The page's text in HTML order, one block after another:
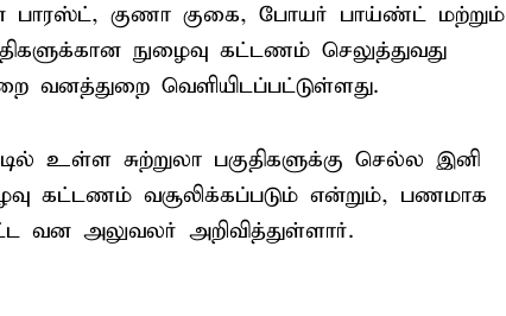
பாரஸ்ட், குணா குகை, போயர் பாய்ண்ட் மற்றும்
நுழைவு கட்டணம் செலுத்துவது
வனத்துறை வெளியிடப்பட்டுள்ளது.
உள்ள சுற்றுலா பகுதிகளுக்கு செல்ல இனி
கட்டணம் வசூலிக்கப்படும் என்றும், பணமாக
வன அலுவலர் அறிவித்துள்ளார்.